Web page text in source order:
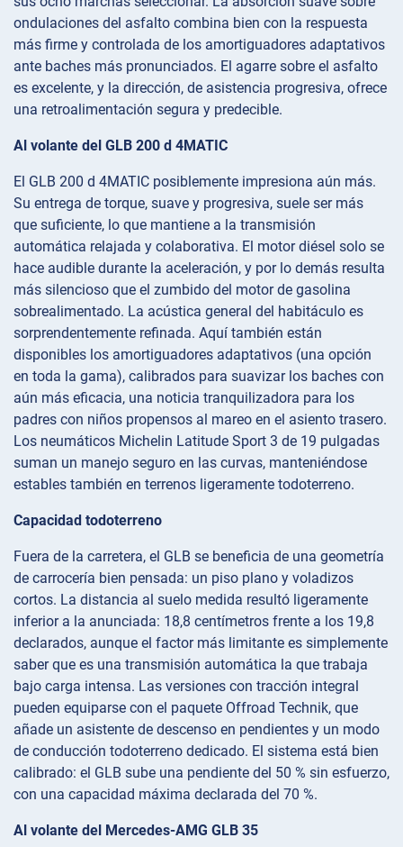
ondulaciones del asfalto combina bien con la respuesta
más firme y controlada de los amortiguadores adaptativos
ante baches más pronunciados. El agarre sobre el asfalto
es excelente, y la dirección, de asistencia progresiva, ofrece
una retroalimentación segura y predecible.
Al volante del GLB 200 d 4MATIC
El GLB 200 d 4MATIC posiblemente impresiona aún más.
Su entrega de torque, suave y progresiva, suele ser más
que suficiente, lo que mantiene a la transmisión
automática relajada y colaborativa. El motor diésel solo se
hace audible durante la aceleración, y por lo demás resulta
más silencioso que el zumbido del motor de gasolina
sobrealimentado. La acústica general del habitáculo es
sorprendentemente refinada. Aquí también están
disponibles los amortiguadores adaptativos (una opción
en toda la gama), calibrados para suavizar los baches con
aún más eficacia, una noticia tranquilizadora para los
padres con niños propensos al mareo en el asiento trasero.
Los neumáticos Michelin Latitude Sport 3 de 19 pulgadas
suman un manejo seguro en las curvas, manteniéndose
estables también en terrenos ligeramente todoterreno.
Capacidad todoterreno
Fuera de la carretera, el GLB se beneficia de una geometría
de carrocería bien pensada: un piso plano y voladizos
cortos. La distancia al suelo medida resultó ligeramente
inferior a la anunciada: 18,8 centímetros frente a los 19,8
declarados, aunque el factor más limitante es simplemente
saber que es una transmisión automática la que trabaja
bajo carga intensa. Las versiones con tracción integral
pueden equiparse con el paquete Offroad Technik, que
añade un asistente de descenso en pendientes y un modo
de conducción todoterreno dedicado. El sistema está bien
calibrado: el GLB sube una pendiente del 50 % sin esfuerzo,
con una capacidad máxima declarada del 70 %.
Al volante del Mercedes-AMG GLB 35